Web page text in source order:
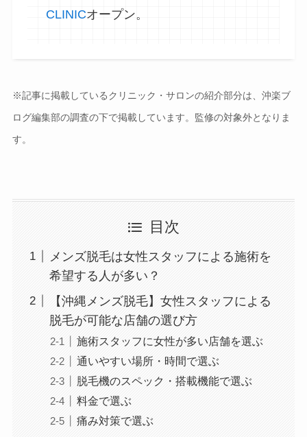
CLINICオープン。
※記事に掲載しているクリニック・サロンの紹介部分は、沖楽ブ
ログ編集部の調査の下で掲載しています。監修の対象外となりま
す。
目次
メンズ脱毛は女性スタッフによる施術を
希望する人が多い？
【沖縄メンズ脱毛】女性スタッフによる
脱毛が可能な店舗の選び方
施術スタッフに女性が多い店舗を選ぶ
通いやすい場所・時間で選ぶ
脱毛機のスペック・搭載機能で選ぶ
料金で選ぶ
痛み対策で選ぶ